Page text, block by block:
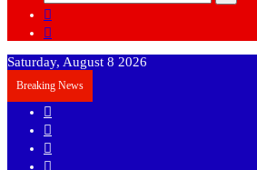
Search
Article
Saturday, August 8 2026
Breaking News